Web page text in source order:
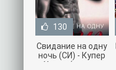
130
Свидание на одну
ночь (СИ) - Купер
Хелен (читать